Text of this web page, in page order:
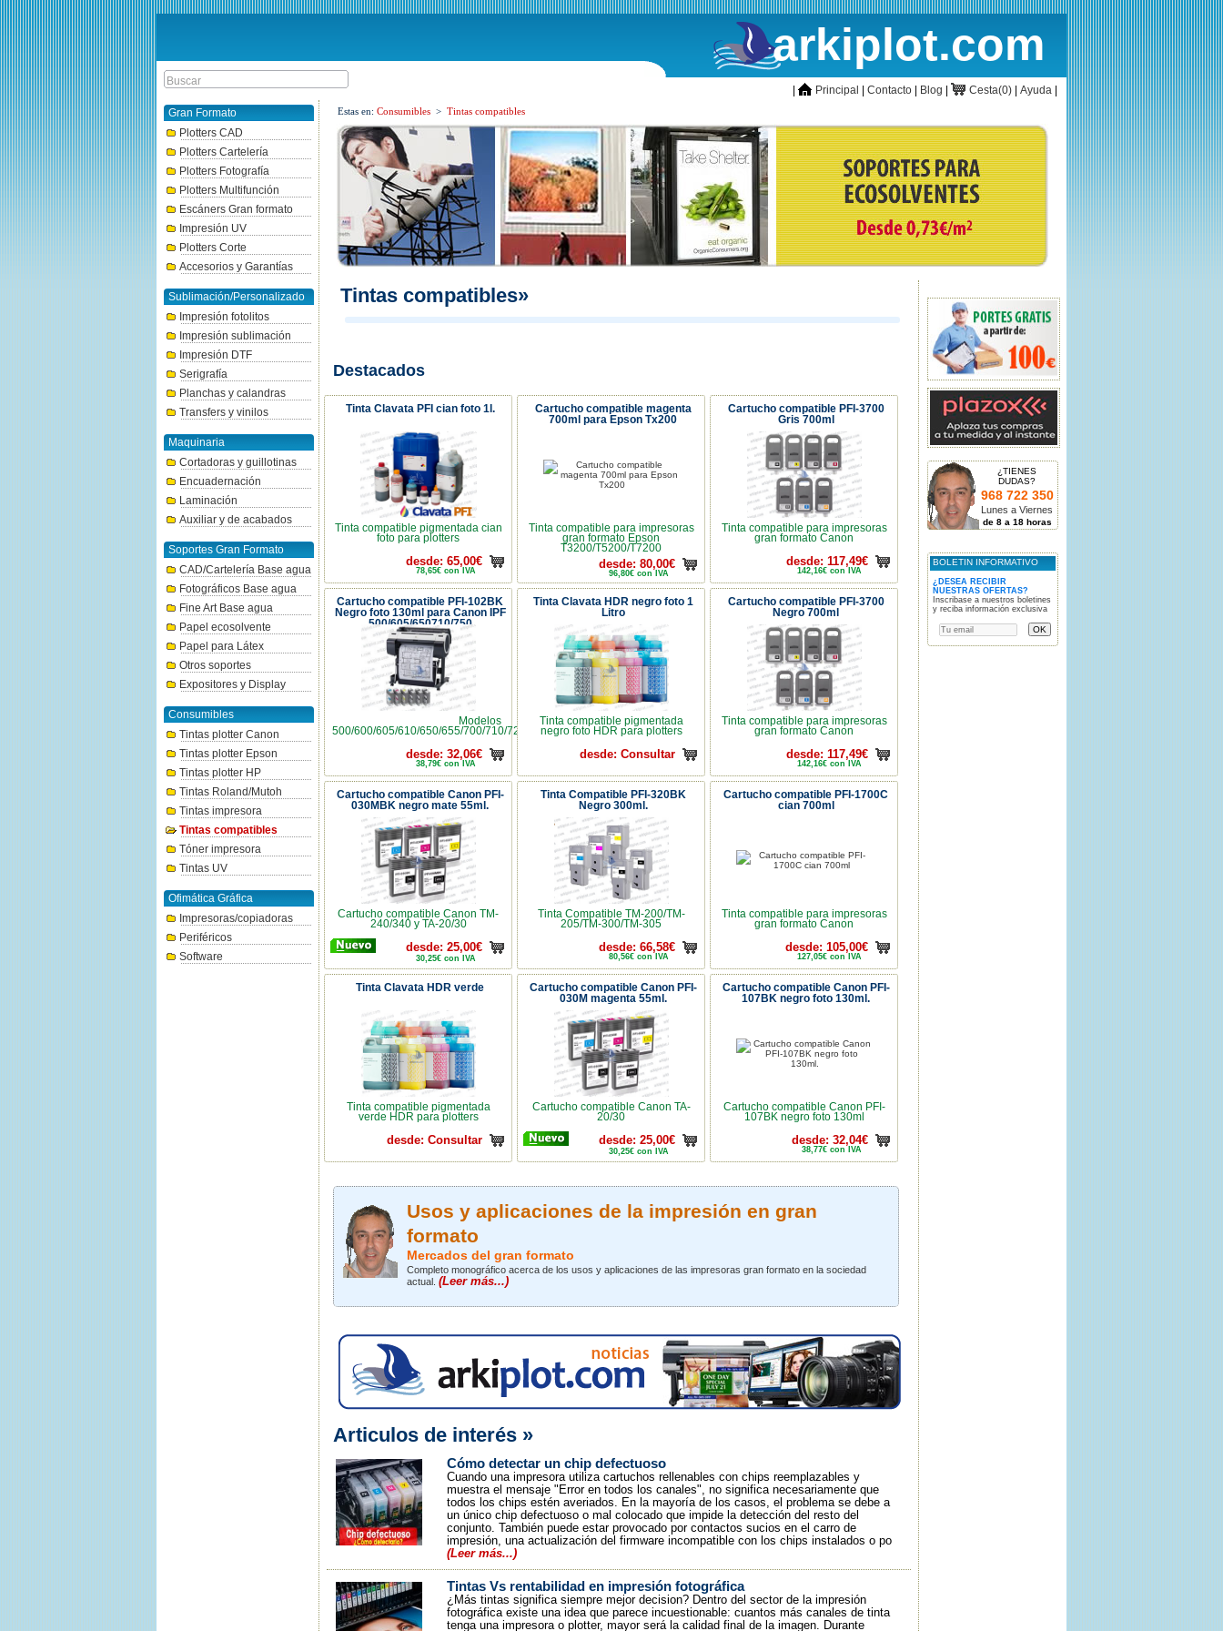
arkiplot.com
inicioPrincipal Contacto Blog CestaCesta(0) Ayuda
Gran Formato
Plotters CAD
Plotters Cartelería
Plotters Fotografía
Plotters Multifunción
Escáners Gran formato
Impresión UV
Plotters Corte
Accesorios y Garantías
Sublimación/Personalizado
Impresión fotolitos
Impresión sublimación
Impresión DTF
Serigrafía
Planchas y calandras
Transfers y vinilos
Maquinaria
Cortadoras y guillotinas
Encuadernación
Laminación
Auxiliar y de acabados
Soportes Gran Formato
CAD/Cartelería Base agua
Fotográficos Base agua
Fine Art Base agua
Papel ecosolvente
Papel para Látex
Otros soportes
Expositores y Display
Consumibles
Tintas plotter Canon
Tintas plotter Epson
Tintas plotter HP
Tintas Roland/Mutoh
Tintas impresora
Tintas compatibles
Tóner impresora
Tintas UV
Ofimática Gráfica
Impresoras/copiadoras
Periféricos
Software
Estas en: Consumibles > Tintas compatibles
Tintas compatibles»
Destacados
Tinta Clavata PFI cian foto 1l.
Tinta compatible pigmentada cian
foto para plotters
desde: 65,00€
78,65€ con IVA
Cartucho compatible magenta
700ml para Epson Tx200
Tinta compatible para impresoras
gran formato Epson
T3200/T5200/T7200
desde: 80,00€
96,80€ con IVA
Cartucho compatible PFI-3700
Gris 700ml
Tinta compatible para impresoras
gran formato Canon
desde: 117,49€
142,16€ con IVA
Cartucho compatible PFI-102BK
Negro foto 130ml para Canon IPF
500/605/650710/750
Modelos
500/600/605/610/650/655/700/710/720/750/755/LP17/LP24
desde: 32,06€
38,79€ con IVA
Tinta Clavata HDR negro foto 1
Litro
Tinta compatible pigmentada
negro foto HDR para plotters
desde: Consultar
Cartucho compatible PFI-3700
Negro 700ml
Tinta compatible para impresoras
gran formato Canon
desde: 117,49€
142,16€ con IVA
Cartucho compatible Canon PFI-
030MBK negro mate 55ml.
Cartucho compatible Canon TM-
240/340 y TA-20/30
desde: 25,00€
30,25€ con IVA
Tinta Compatible PFI-320BK
Negro 300ml.
Tinta Compatible TM-200/TM-
205/TM-300/TM-305
desde: 66,58€
80,56€ con IVA
Cartucho compatible PFI-1700C
cian 700ml
Tinta compatible para impresoras
gran formato Canon
desde: 105,00€
127,05€ con IVA
Tinta Clavata HDR verde
Tinta compatible pigmentada
verde HDR para plotters
desde: Consultar
Cartucho compatible Canon PFI-
030M magenta 55ml.
Cartucho compatible Canon TA-
20/30
desde: 25,00€
30,25€ con IVA
Cartucho compatible Canon PFI-
107BK negro foto 130ml.
Cartucho compatible Canon PFI-
107BK negro foto 130ml
desde: 32,04€
38,77€ con IVA
Usos y aplicaciones de la impresión en gran
formato
Mercados del gran formato
Completo monográfico acerca de los usos y aplicaciones de las impresoras gran formato en la sociedad
actual. (Leer más...)
Articulos de interés »
Cómo detectar un chip defectuoso
Cuando una impresora utiliza cartuchos rellenables con chips reemplazables y
muestra el mensaje "Error en todos los canales", no significa necesariamente que
todos los chips estén averiados. En la mayoría de los casos, el problema se debe a
un único chip defectuoso o mal colocado que impide la detección del resto del
conjunto. También puede estar provocado por contactos sucios en el carro de
impresión, una actualización del firmware incompatible con los chips instalados o po
(Leer más...)
Tintas Vs rentabilidad en impresión fotográfica
¿Más tintas significa siempre mejor decision? Dentro del sector de la impresión
fotográfica existe una idea que parece incuestionable: cuantos más canales de tinta
tenga una impresora o plotter, mayor será la calidad final de la imagen. Durante
¿TIENES
DUDAS?
968 722 350
Lunes a Viernes
de 8 a 18 horas
BOLETIN INFORMATIVO
¿DESEA RECIBIR
NUESTRAS OFERTAS?
Inscribase a nuestros boletines
y reciba información exclusiva